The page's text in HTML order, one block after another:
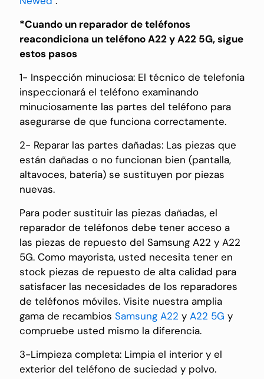
*Cuando un reparador de teléfonos
reacondiciona un teléfono A22 y A22 5G, sigue
estos pasos
1- Inspección minuciosa: El técnico de telefonía
inspeccionará el teléfono examinando
minuciosamente las partes del teléfono para
asegurarse de que funciona correctamente.
2- Reparar las partes dañadas: Las piezas que
están dañadas o no funcionan bien (pantalla,
altavoces, batería) se sustituyen por piezas
nuevas.
Para poder sustituir las piezas dañadas, el
reparador de teléfonos debe tener acceso a
las piezas de repuesto del Samsung A22 y A22
5G. Como mayorista, usted necesita tener en
stock piezas de repuesto de alta calidad para
satisfacer las necesidades de los reparadores
de teléfonos móviles. Visite nuestra amplia
gama de recambios Samsung A22 y A22 5G y
compruebe usted mismo la diferencia.
3-Limpieza completa: Limpia el interior y el
exterior del teléfono de suciedad y polvo.